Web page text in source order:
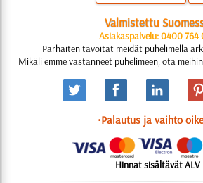
Valmistettu
Asiakaspalvelu: 0400 764
Parhaiten tavoitat meidät puhelimella
Mikäli emme vastanneet puhelimeen, ota
•Palautus ja vaihto
Hinnat sisältävät ALV